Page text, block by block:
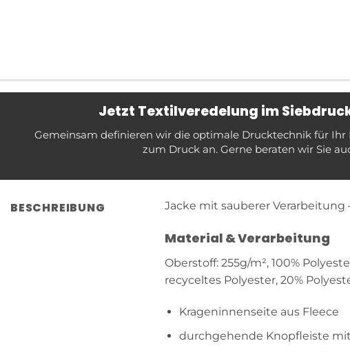
Jetzt Textilveredelung im
Gemeinsam definieren wir die optimale Drucktechnik für
zum Druck an. Gerne beraten wir Sie
BESCHREIBUNG Jacke mit sauberer Verarbeitung
Material & Verarbeitung
Oberstoff: 255g/m², 100%
recyceltes Polyester, 20%
Krageninnenseite aus Fleece
durchgehende Knopfleiste